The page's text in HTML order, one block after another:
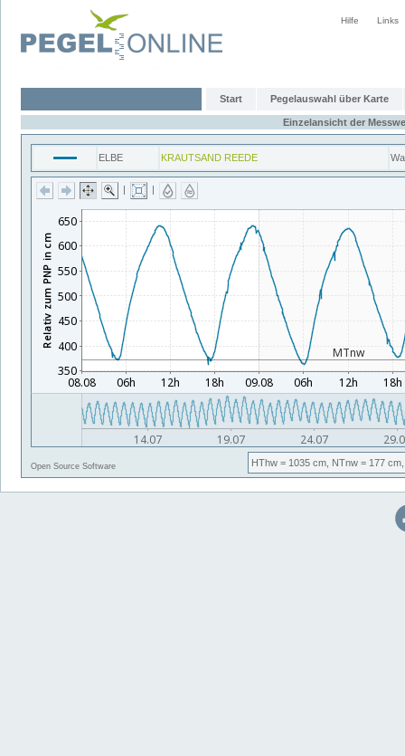
Hilfe Links
Start Pegelauswahl über Karte
Einzelansicht der
ELBE KRAUTSAND REEDE
| |
Open Source Software HThw = 1035 cm, NTnw = 177 cm,